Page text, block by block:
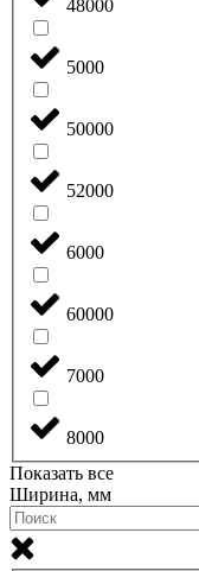
48000
5000
50000
52000
6000
60000
7000
8000
Показать все
Ширина, мм